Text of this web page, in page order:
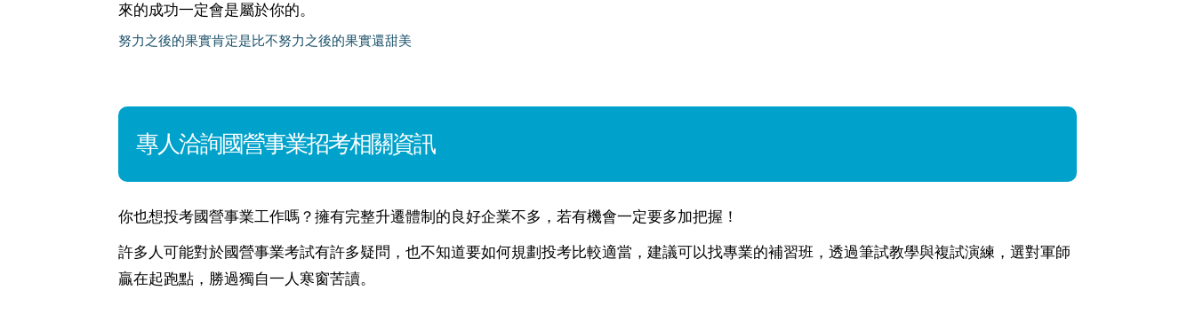
來的成功一定會是屬於你的。
努力之後的果實肯定是比不努力之後的果實還甜美
專人洽詢國營事業招考相關資訊
你也想投考國營事業工作嗎？擁有完整升遷體制的良好企業不多，若有機會一定要多加把握！
許多人可能對於國營事業考試有許多疑問，也不知道要如何規劃投考比較適當，建議可以找專業的補習班，透過筆試教學與複試演練，選對軍師
贏在起跑點，勝過獨自一人寒窗苦讀。